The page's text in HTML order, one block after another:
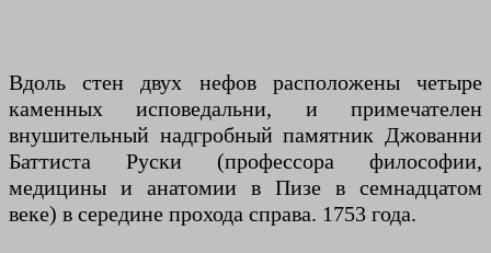
Вдоль стен двух нефов расположены четыре
каменных исповедальни, и примечателен
внушительный надгробный памятник Джованни
Баттиста Руски (профессора философии,
медицины и анатомии в Пизе в семнадцатом
веке) в середине прохода справа. 1753 года.